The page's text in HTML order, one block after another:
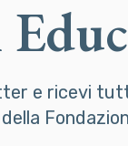
e ricevi